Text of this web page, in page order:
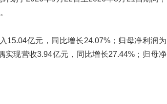
15.04亿元，同比增长24.07%；归母净利润为
实现营收3.94亿元，同比增长27.44%；归母净